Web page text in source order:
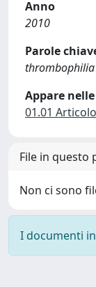
Anno
2010
Parole
thrombophilia
Appare
01.01
File in questo
Non ci sono
I documenti